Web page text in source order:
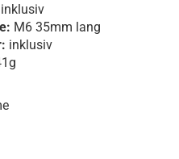
M6 35mm lang
inklusiv